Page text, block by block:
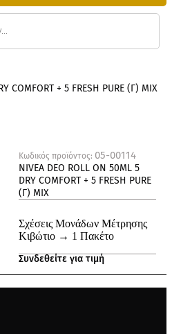
COMFORT + 5 FRESH PURE (Γ) MIX
Κωδικός προϊόντος: 05-00114
NIVEA DEO ROLL ΟΝ 50ML 5
DRY COMFORT + 5 FRESH PURE
(Γ) MIX
Σχέσεις Μονάδων Μέτρησης
Κιβώτιο → 1 Πακέτο
Συνδεθείτε για τιμή